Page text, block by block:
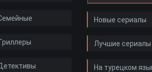
Новые сериалы
Лучшие сериалы
На турецком